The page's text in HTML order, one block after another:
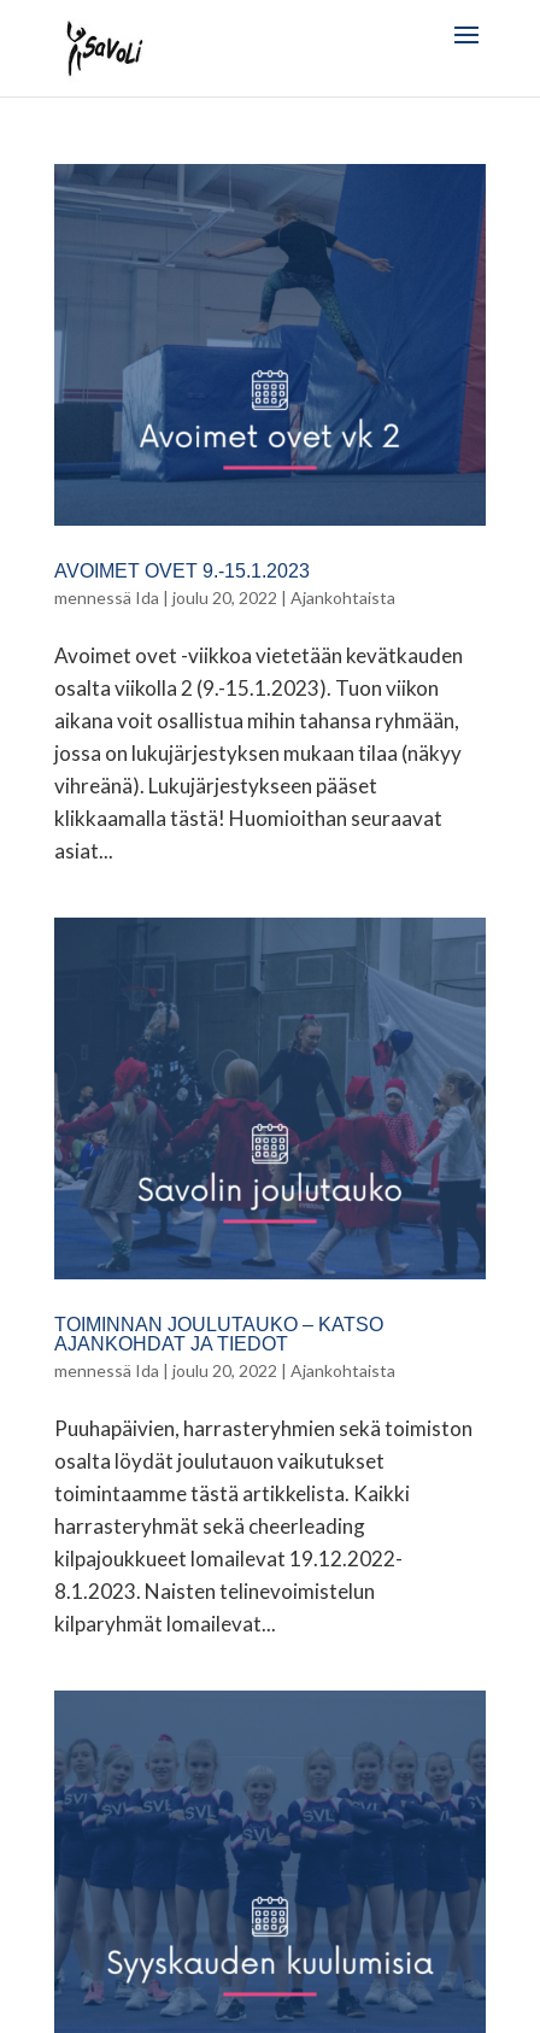
AVOIMET OVET 9.-15.1.2023
mennessä Ida | joulu 20, 2022 | Ajankohtaista
Avoimet ovet -viikkoa vietetään kevätkauden
osalta viikolla 2 (9.-15.1.2023). Tuon viikon
aikana voit osallistua mihin tahansa ryhmään,
jossa on lukujärjestyksen mukaan tilaa (näkyy
vihreänä). Lukujärjestykseen pääset
klikkaamalla tästä! Huomioithan seuraavat
asiat...
TOIMINNAN JOULUTAUKO – KATSO
AJANKOHDAT JA TIEDOT
mennessä Ida | joulu 20, 2022 | Ajankohtaista
Puuhapäivien, harrasteryhmien sekä toimiston
osalta löydät joulutauon vaikutukset
toimintaamme tästä artikkelista. Kaikki
harrasteryhmät sekä cheerleading
kilpajoukkueet lomailevat 19.12.2022-
8.1.2023. Naisten telinevoimistelun
kilparyhmät lomailevat...